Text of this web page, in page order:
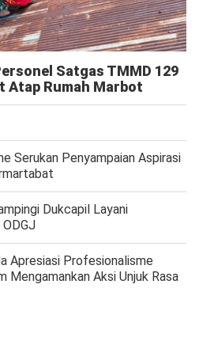
Satgas TMMD 129
Atap Rumah Marbot
Serukan Penyampaian Aspirasi
Dukcapil Layani
Apresiasi Profesionalisme
Mengamankan Aksi Unjuk Rasa